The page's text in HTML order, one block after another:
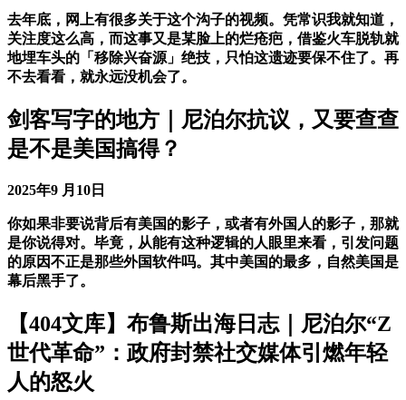
去年底，网上有很多关于这个沟子的视频。凭常识我就知道，
关注度这么高，而这事又是某脸上的烂疮疤，借鉴火车脱轨就
地埋车头的「移除兴奋源」绝技，只怕这遗迹要保不住了。再
不去看看，就永远没机会了。
剑客写字的地方｜尼泊尔抗议，又要查查
是不是美国搞得？
2025年9 月10日
你如果非要说背后有美国的影子，或者有外国人的影子，那就
是你说得对。毕竟，从能有这种逻辑的人眼里来看，引发问题
的原因不正是那些外国软件吗。其中美国的最多，自然美国是
幕后黑手了。
【404文库】布鲁斯出海日志｜尼泊尔“Z
世代革命”：政府封禁社交媒体引燃年轻
人的怒火